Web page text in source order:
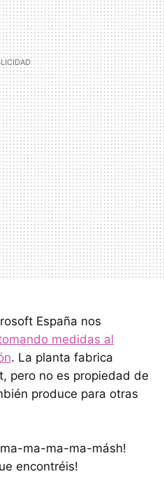
España nos
medidas al
. La planta fabrica
pero no es propiedad de
produce para otras
ma-ma-ma-másh!
encontréis!